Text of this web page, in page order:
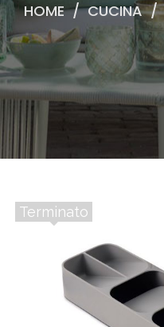
HOME / CUCINA /
Terminato